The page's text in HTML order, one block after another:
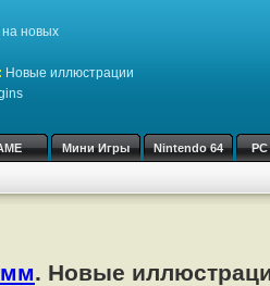
новых
Новые иллюстрации
Мини Игры Nintendo 64
. Новые